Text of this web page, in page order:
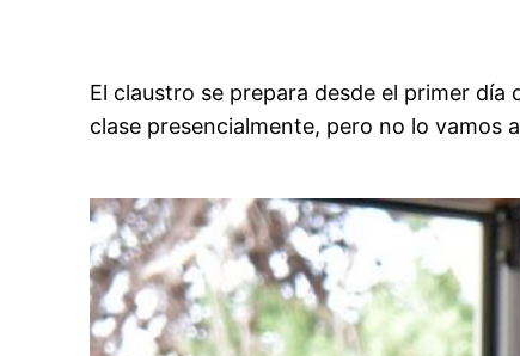
El claustro se prepara desde el primer
clase presencialmente, pero no lo vamos